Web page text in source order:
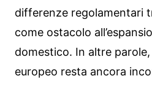
differenze regolamentari
come ostacolo
domestico. In altre
europeo resta ancora